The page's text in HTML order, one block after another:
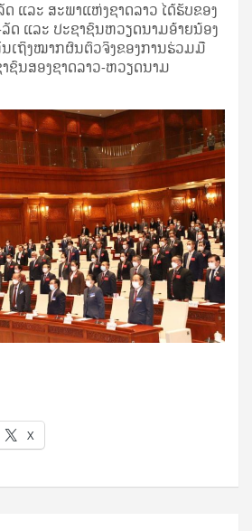
ແລະ ສະພາແຫ່ງຊາດລາວ ໄດ້ຮັບຂອງ
ດ ແລະ ປະຊາຊົນຫວຽດນາມອ້າຍນ້ອງ
ເຖິງໝາກຜົນຕົວຈິງຂອງການຮ່ວມມື
ຊົນສອງຊາດລາວ-ຫວຽດນາມ
X